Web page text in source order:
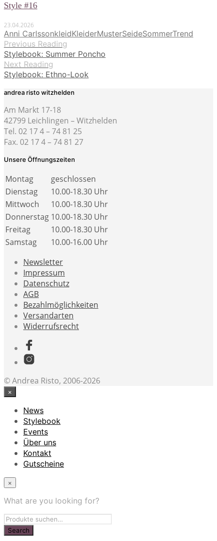
Style #16
23.04.2026
Anni CarlssonkleidKleiderMusterSeideSommerTrend
Previous Reading
Stylebook: Summer Poncho
Next Reading
Stylebook: Ethno-Look
andrea risto witzhelden
Am Markt 17-18
42799 Leichlingen – Witzhelden
Tel. 02 17 4 – 74 81 25
Fax. 02 17 4 – 74 81 27
Unsere Öffnungszeiten
Montag
geschlossen
Dienstag
10.00-18.30 Uhr
Mittwoch
10.00-18.30 Uhr
Donnerstag 10.00-18.30 Uhr
Freitag
10.00-18.30 Uhr
Samstag
10.00-16.00 Uhr
Newsletter
Impressum
Datenschutz
AGB
Bezahlmöglichkeiten
Versandarten
Widerrufsrecht
© Andrea Risto, 2006-2026
×
News
Stylebook
Events
Über uns
Kontakt
Gutscheine
×
What are you looking for?